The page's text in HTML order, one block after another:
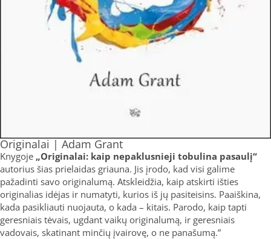
Originalai | Adam Grant
Knygoje „Originalai: kaip nepaklusnieji tobulina pasaulį“
autorius šias prielaidas griauna. Jis įrodo, kad visi galime
pažadinti savo originalumą. Atskleidžia, kaip atskirti išties
originalias idėjas ir numatyti, kurios iš jų pasiteisins. Paaiškina,
kada pasikliauti nuojauta, o kada – kitais. Parodo, kaip tapti
geresniais tėvais, ugdant vaikų originalumą, ir geresniais
vadovais, skatinant minčių įvairovę, o ne panašumą.”